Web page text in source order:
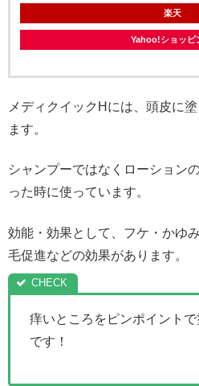
楽天
Yahoo!ショッピ
メディクイックHには、頭皮に
ます。
シャンプーではなくローション
った時に使っています。
効能・効果として、フケ・かゆ
毛促進などの効果があります。
痒いところをピンポイント
です！